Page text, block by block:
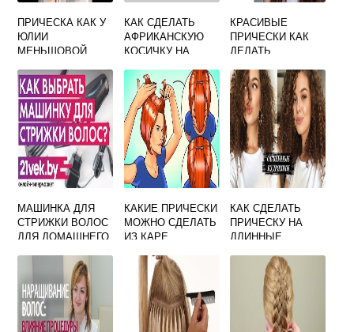
ПРИЧЕСКА КАК У
ЮЛИИ
МЕНЬШОВОЙ
КАК СДЕЛАТЬ
АФРИКАНСКУЮ
КОСИЧКУ НА
КРАСИВЫЕ
ПРИЧЕСКИ КАК
ДЕЛАТЬ
МАШИНКА ДЛЯ
СТРИЖКИ ВОЛОС
ДЛЯ ДОМАШНЕГО
КАКАЯ ЛУЧШЕ
ОТЗЫВЫ
КАКИЕ ПРИЧЕСКИ
МОЖНО СДЕЛАТЬ
ИЗ КАРЕ
КАК СДЕЛАТЬ
ПРИЧЕСКУ НА
ДЛИННЫЕ
ДОМАШНИХ
УСЛОВИЯХ
САМОЙ СЕБЕ